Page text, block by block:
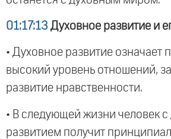
01:17:13 Духовное развитие и
• Духовное развитие означает
высокий уровень отношений,
развитие нравственности.
• В следующей жизни человек
развитием получит